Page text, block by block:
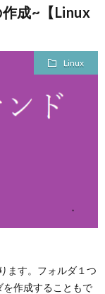
成~【Linux
Linux
ます。フォルダ１つ
作成することもで